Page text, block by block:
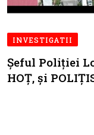
INVESTIGATII
Șeful Poliției
HOȚ, și